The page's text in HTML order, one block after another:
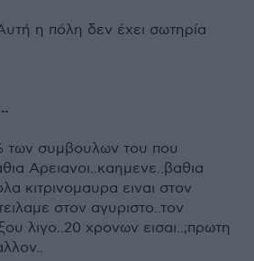
η πόλη δεν έχει σωτηρία
των συμβουλων του που
Αρειανοι..καημενε..βαθια
κιτρινομαυρα ειναι στον
στον αγυριστο..τον
λιγο..20 χρονων εισαι..;πρωτη